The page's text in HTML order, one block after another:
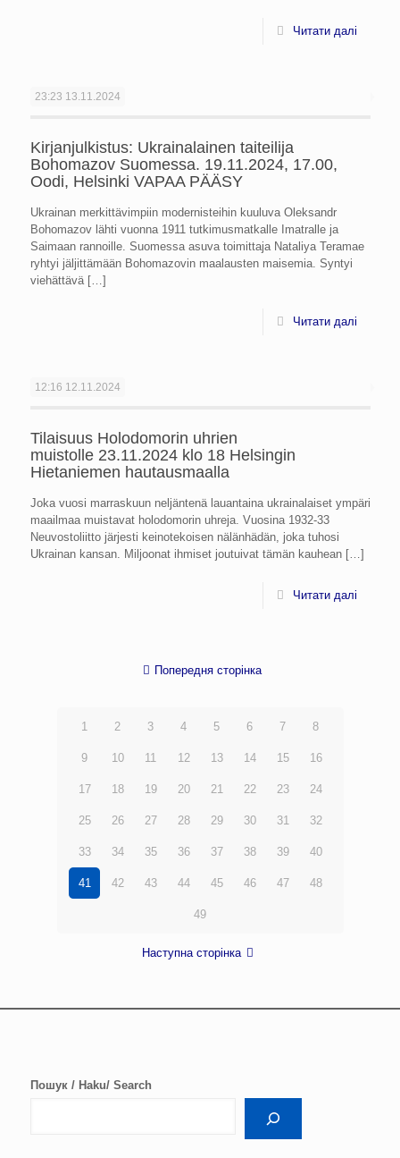
Читати далі
23:23 13.11.2024
Kirjanjulkistus: Ukrainalainen taiteilija
Bohomazov Suomessa. 19.11.2024, 17.00,
Oodi, Helsinki VAPAA PÄÄSY
Ukrainan merkittävimpiin modernisteihin kuuluva Oleksandr
Bohomazov lähti vuonna 1911 tutkimusmatkalle Imatralle ja
Saimaan rannoille. Suomessa asuva toimittaja Nataliya Teramae
ryhtyi jäljittämään Bohomazovin maalausten maisemia. Syntyi
viehättävä[…]
Читати далі
12:16 12.11.2024
Tilaisuus Holodomorin uhrien
muistolle 23.11.2024 klo 18 Helsingin
Hietaniemen hautausmaalla
Joka vuosi marraskuun neljäntenä lauantaina ukrainalaiset ympäri
maailmaa muistavat holodomorin uhreja. Vuosina 1932-33
Neuvostoliitto järjesti keinotekoisen nälänhädän, joka tuhosi
Ukrainan kansan. Miljoonat ihmiset joutuivat tämän kauhean[…]
Читати далі
Попередня сторінка
1 2 3 4 5 6 7 8
9 10 11 12 13 14 15 16
17 18 19 20 21 22 23 24
25 26 27 28 29 30 31 32
33 34 35 36 37 38 39 40
41 42 43 44 45 46 47 48
49
Наступна сторінка
Пошук / Haku/ Search